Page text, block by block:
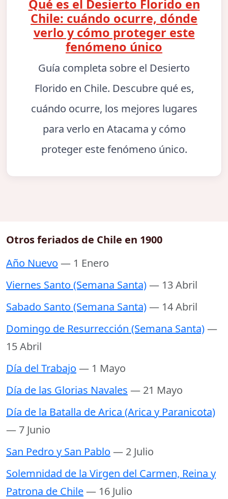
Qué es el Desierto Florido en
Chile: cuándo ocurre, dónde
verlo y cómo proteger este
fenómeno único
Guía completa sobre el Desierto
Florido en Chile. Descubre qué es,
cuándo ocurre, los mejores lugares
para verlo en Atacama y cómo
proteger este fenómeno único.
Otros feriados de Chile en 1900
Año Nuevo — 1 Enero
Viernes Santo (Semana Santa)— 13 Abril
Sabado Santo (Semana Santa)— 14 Abril
Domingo de Resurrección (Semana Santa)—
15 Abril
Día del Trabajo — 1 Mayo
Día de las Glorias Navales — 21 Mayo
Día de la Batalla de Arica (Arica y Paranicota)
— 7 Junio
San Pedro y San Pablo — 2 Julio
Solemnidad de la Virgen del Carmen, Reina y
Patrona de Chile— 16 Julio